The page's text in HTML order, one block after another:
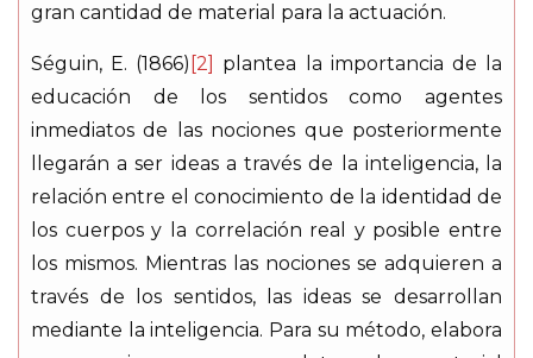
gran cantidad de material para la actuación.
Séguin, E. (1866) [2]
plantea la importancia de la
educación de los sentidos como agentes
inmediatos de las nociones que posteriormente
llegarán a ser ideas a través de la inteligencia, la
relación entre el conocimiento de la identidad de
los cuerpos y la correlación real y posible entre
los mismos. Mientras las nociones se adquieren a
través de los sentidos, las ideas se desarrollan
mediante la inteligencia. Para su método, elabora